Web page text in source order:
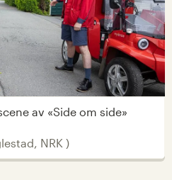
av «Side om side»
NRK )